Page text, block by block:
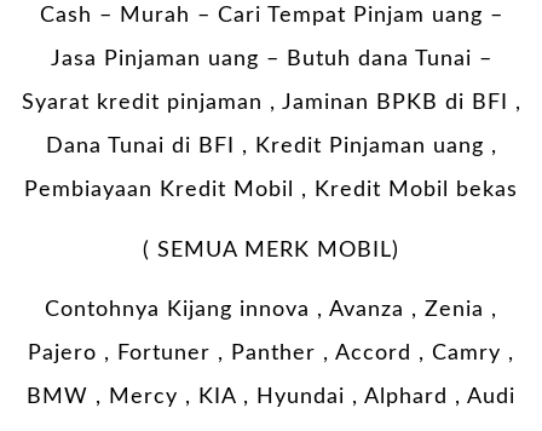
Cash – Murah – Cari Tempat Pinjam uang –
Jasa Pinjaman uang – Butuh dana Tunai –
Syarat kredit pinjaman , Jaminan BPKB di BFI ,
Dana Tunai di BFI , Kredit Pinjaman uang ,
Pembiayaan Kredit Mobil , Kredit Mobil bekas
( SEMUA MERK MOBIL)
Contohnya Kijang innova , Avanza , Zenia ,
Pajero , Fortuner , Panther , Accord , Camry ,
BMW , Mercy , KIA , Hyundai , Alphard , Audi